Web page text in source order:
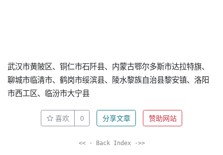
武汉市黄陂区、铜仁市石阡县、内蒙古鄂尔多斯市达拉特旗、
聊城市临清市、鹤岗市绥滨县、陵水黎族自治县黎安镇、洛阳
市西工区、临汾市大宁县
喜欢 0 分享文章 赞助网站
<< · Back Index ·>>